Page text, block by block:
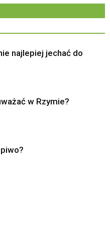
najlepiej jechać do
w Rzymie?